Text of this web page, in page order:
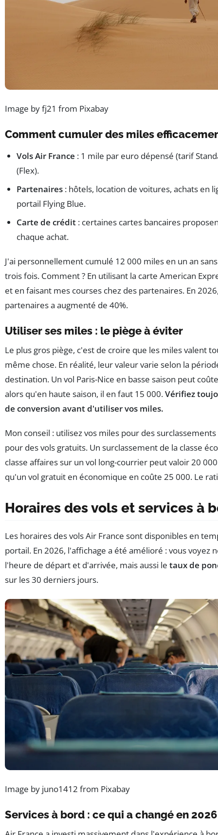
Image by fj21 from Pixabay
Comment cumuler des miles
Vols Air France : 1 mile par euro dépensé (tarif
(Flex).
Partenaires : hôtels, location de voitures, achats en
portail Flying Blue.
Carte de crédit : certaines cartes bancaires
chaque achat.
J'ai personnellement cumulé 12 000 miles en un an
trois fois. Comment ? En utilisant la carte American
et en faisant mes courses chez des partenaires. En
partenaires a augmenté de 40%.
Utiliser ses miles : le piège à éviter
Le plus gros piège, c'est de croire que les miles valent
même chose. En réalité, leur valeur varie selon la
destination. Un vol Paris-Nice en basse saison peut
alors qu'en haute saison, il en faut 15 000.Vérifiez
de conversion avant d'utiliser vos miles.
Mon conseil : utilisez vos miles pour des
pour des vols gratuits. Un surclassement de la classe
classe affaires sur un vol long-courrier peut valoir 20
qu'un vol gratuit en économique en coûte 25 000. Le
Horaires des vols et services à
Les horaires des vols Air France sont disponibles en
portail. En 2026, l'affichage a été amélioré : vous voyez
l'heure de départ et d'arrivée, mais aussi le taux de
sur les 30 derniers jours.
Image by juno1412 from Pixabay
Services à bord : ce qui a changé en 2026